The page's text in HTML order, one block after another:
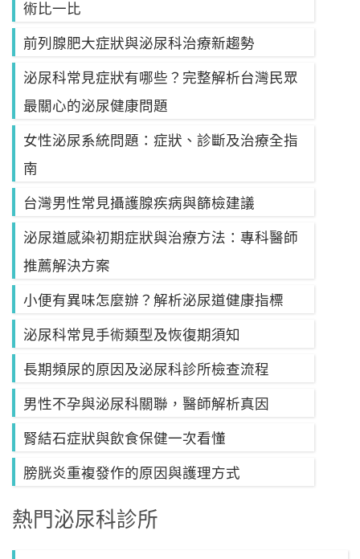
術比一比
前列腺肥大症狀與泌尿科治療新趨勢
泌尿科常見症狀有哪些？完整解析台灣民眾
最關心的泌尿健康問題
女性泌尿系統問題：症狀、診斷及治療全指
南
台灣男性常見攝護腺疾病與篩檢建議
泌尿道感染初期症狀與治療方法：專科醫師
推薦解決方案
小便有異味怎麼辦？解析泌尿道健康指標
泌尿科常見手術類型及恢復期須知
長期頻尿的原因及泌尿科診所檢查流程
男性不孕與泌尿科關聯，醫師解析真因
腎結石症狀與飲食保健一次看懂
膀胱炎重複發作的原因與護理方式
熱門泌尿科診所